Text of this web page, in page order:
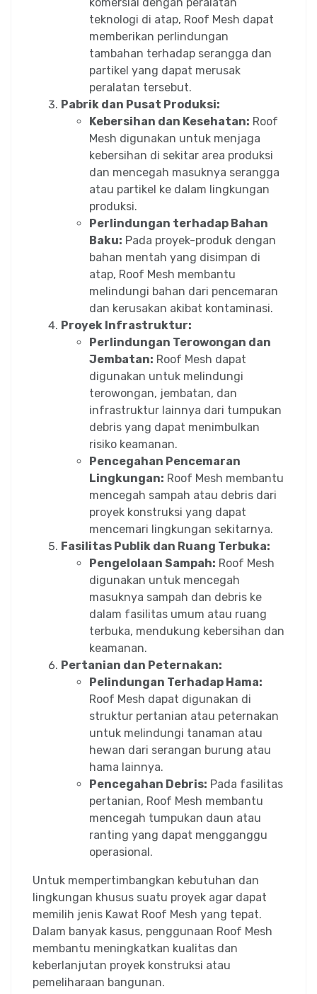
teknologi di atap, Roof Mesh dapat
memberikan perlindungan
tambahan terhadap serangga dan
partikel yang dapat merusak
peralatan tersebut.
Pabrik dan Pusat Produksi:
Kebersihan dan Kesehatan: Roof
Mesh digunakan untuk menjaga
kebersihan di sekitar area produksi
dan mencegah masuknya serangga
atau partikel ke dalam lingkungan
produksi.
Perlindungan terhadap Bahan
Baku: Pada proyek-produk dengan
bahan mentah yang disimpan di
atap, Roof Mesh membantu
melindungi bahan dari pencemaran
dan kerusakan akibat kontaminasi.
Proyek Infrastruktur:
Perlindungan Terowongan dan
Jembatan: Roof Mesh dapat
digunakan untuk melindungi
terowongan, jembatan, dan
infrastruktur lainnya dari tumpukan
debris yang dapat menimbulkan
risiko keamanan.
Pencegahan Pencemaran
Lingkungan: Roof Mesh membantu
mencegah sampah atau debris dari
proyek konstruksi yang dapat
mencemari lingkungan sekitarnya.
Fasilitas Publik dan Ruang Terbuka:
Pengelolaan Sampah: Roof Mesh
digunakan untuk mencegah
masuknya sampah dan debris ke
dalam fasilitas umum atau ruang
terbuka, mendukung kebersihan dan
keamanan.
Pertanian dan Peternakan:
Pelindungan Terhadap Hama:
Roof Mesh dapat digunakan di
struktur pertanian atau peternakan
untuk melindungi tanaman atau
hewan dari serangan burung atau
hama lainnya.
Pencegahan Debris: Pada fasilitas
pertanian, Roof Mesh membantu
mencegah tumpukan daun atau
ranting yang dapat mengganggu
operasional.
Untuk mempertimbangkan kebutuhan dan
lingkungan khusus suatu proyek agar dapat
memilih jenis Kawat Roof Mesh yang tepat.
Dalam banyak kasus, penggunaan Roof Mesh
membantu meningkatkan kualitas dan
keberlanjutan proyek konstruksi atau
pemeliharaan bangunan.